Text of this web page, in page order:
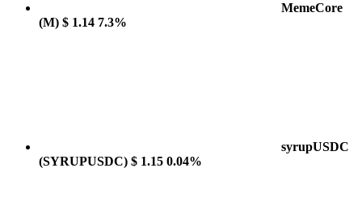
MemeCore
(M) $ 1.14 7.3%
syrupUSDC
(SYRUPUSDC) $ 1.15 0.04%